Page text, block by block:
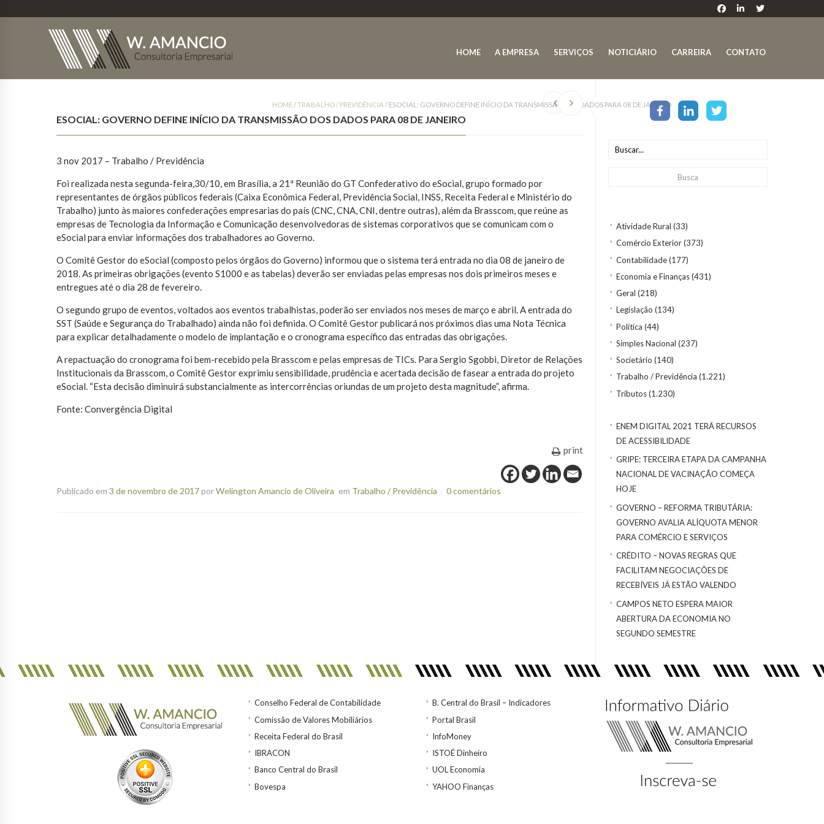
HOME A EMPRESA SERVIÇOS NOTICIÁRIO CARREIRA CONTATO
Atividade Rural (33)
Comércio Exterior(373)
Contabilidade(177)
Economia e Finanças(431)
Geral (218)
Legislação (134)
Política (44)
Simples Nacional (237)
Societário (140)
Trabalho / Previdência (1.221)
Tributos(1.230)
ENEM DIGITAL 2021 TERÁ RECURSOS
DE ACESSIBILIDADE
GRIPE: TERCEIRA ETAPA DA CAMPANHA
NACIONAL DE VACINAÇÃO COMEÇA
HOJE
GOVERNO – REFORMA TRIBUTÁRIA:
GOVERNO AVALIA ALÍQUOTA MENOR
PARA COMÉRCIO E SERVIÇOS
CRÉDITO – NOVAS REGRAS QUE
FACILITAM NEGOCIAÇÕES DE
RECEBÍVEIS JÁ ESTÃO VALENDO
CAMPOS NETO ESPERA MAIOR
ABERTURA DA ECONOMIA NO
SEGUNDO SEMESTRE
HOME/TRABALHO / PREVIDÊNCIA / ESOCIAL: GOVERNO DEFINE INÍCIO DA TRANSMISSÃO DOS DADOS PARA 08 DE JANEIRO
ESOCIAL: GOVERNO DEFINE INÍCIO DA TRANSMISSÃO DOS DADOS PARA 08 DE JANEIRO
3 nov 2017 – Trabalho / Previdência
Foi realizada nesta segunda-feira,30/10, em Brasília, a 21ª Reunião do GT Confederativo do eSocial, grupo formado por
representantes de órgãos públicos federais (Caixa Econômica Federal, Previdência Social, INSS, Receita Federal e Ministério do
Trabalho) junto às maiores confederações empresarias do país (CNC, CNA, CNI, dentre outras), além da Brasscom, que reúne as
empresas de Tecnologia da Informação e Comunicação desenvolvedoras de sistemas corporativos que se comunicam com o
eSocial para enviar informações dos trabalhadores ao Governo.
O Comitê Gestor do eSocial (composto pelos órgãos do Governo) informou que o sistema terá entrada no dia 08 de janeiro de
2018. As primeiras obrigações (evento S1000 e as tabelas) deverão ser enviadas pelas empresas nos dois primeiros meses e
entregues até o dia 28 de fevereiro.
O segundo grupo de eventos, voltados aos eventos trabalhistas, poderão ser enviados nos meses de março e abril. A entrada do
SST (Saúde e Segurança do Trabalhado) ainda não foi definida. O Comitê Gestor publicará nos próximos dias uma Nota Técnica
para explicar detalhadamente o modelo de implantação e o cronograma específico das entradas das obrigações.
A repactuação do cronograma foi bem-recebido pela Brasscom e pelas empresas de TICs. Para Sergio Sgobbi, Diretor de Relações
Institucionais da Brasscom, o Comitê Gestor exprimiu sensibilidade, prudência e acertada decisão de fasear a entrada do projeto
eSocial. “Esta decisão diminuirá substancialmente as intercorrências oriundas de um projeto desta magnitude”, afirma.
Fonte: Convergência Digital
print
Publicado em 3 de novembro de 2017porWelington Amancio de Oliveira em Trabalho / Previdência 0 comentários
Conselho Federal de Contabilidade
Comissão de Valores Mobiliários
Receita Federal do Brasil
IBRACON
Banco Central do Brasil
Bovespa
B. Central do Brasil – Indicadores
Portal Brasil
InfoMoney
ISTOÉ Dinheiro
UOL Economia
YAHOO Finanças